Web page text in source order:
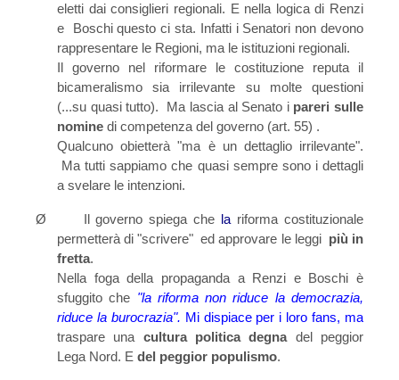
eletti dai consiglieri regionali. E nella logica di Renzi
e Boschi questo ci sta. Infatti i Senatori non devono
rappresentare le Regioni, ma le istituzioni regionali.
Il governo nel riformare le costituzione reputa il
bicameralismo sia irrilevante su molte questioni
(...su quasi tutto). Ma lascia al Senato i pareri sulle
nomine di competenza del governo (art. 55) .
Qualcuno obietterà "ma è un dettaglio irrilevante".
Ma tutti sappiamo che quasi sempre sono i dettagli
a svelare le intenzioni.
Ø Il governo spiega che la riforma costituzionale
permetterà di "scrivere" ed approvare le leggi più in
fretta.
Nella foga della propaganda a Renzi e Boschi è
sfuggito che "la riforma non riduce la democrazia,
riduce la burocrazia". Mi dispiace per i loro fans, ma
traspare una cultura politica degnadel peggior
Lega Nord. E del peggior populismo.